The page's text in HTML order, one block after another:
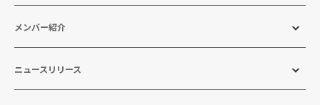
メンバー紹介
ニュースリリース